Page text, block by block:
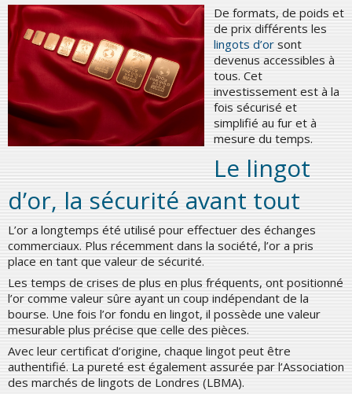
De formats, de poids et
de prix différents les
lingots d’or sont
devenus accessibles à
tous. Cet
investissement est à la
fois sécurisé et
simplifié au fur et à
mesure du temps.
Le lingot
d’or, la sécurité avant tout
L’or a longtemps été utilisé pour effectuer des échanges
commerciaux. Plus récemment dans la société, l’or a pris
place en tant que valeur de sécurité.
Les temps de crises de plus en plus fréquents, ont positionné
l’or comme valeur sûre ayant un coup indépendant de la
bourse. Une fois l’or fondu en lingot, il possède une valeur
mesurable plus précise que celle des pièces.
Avec leur certificat d’origine, chaque lingot peut être
authentifié. La pureté est également assurée par l’Association
des marchés de lingots de Londres (LBMA).